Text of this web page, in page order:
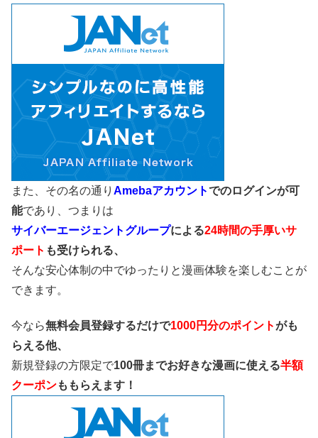
また、その名の通り Amebaアカウントでのログインが可
能であり、つまりは
サイバーエージェントグループによる24時間の手厚いサ
ポート も受けられる、
そんな安心体制の中でゆったりと漫画体験を楽しむことが
できます。
今なら無料会員登録するだけで1000円分のポイントがも
らえる他、
新規登録の方限定で100冊までお好きな漫画に使える半額
クーポンももらえます！